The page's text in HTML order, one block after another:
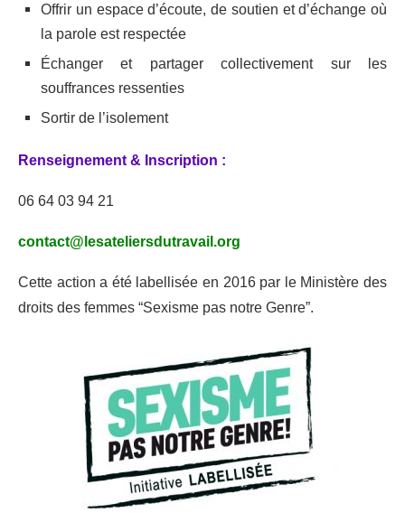
Offrir un espace d’écoute, de soutien et d’échange où
la parole est respectée
Échanger et partager collectivement sur les
souffrances ressenties
Sortir de l’isolement
Renseignement & Inscription :
06 64 03 94 21
contact@lesateliersdutravail.org
Cette action a été labellisée en 2016 par le Ministère des
droits des femmes “Sexisme pas notre Genre”.